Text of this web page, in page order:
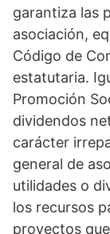
garantiza las
asociación,
Código de
estatutaria.
Promoción
dividendos
carácter
general de
utilidades o
los recursos
proyectos